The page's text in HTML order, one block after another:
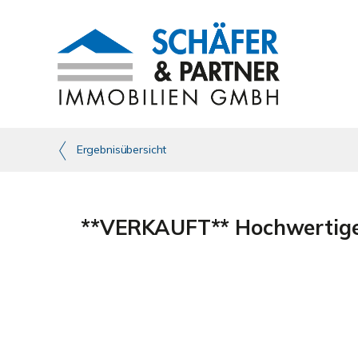
Ergebnisübersicht
**VERKAUFT**